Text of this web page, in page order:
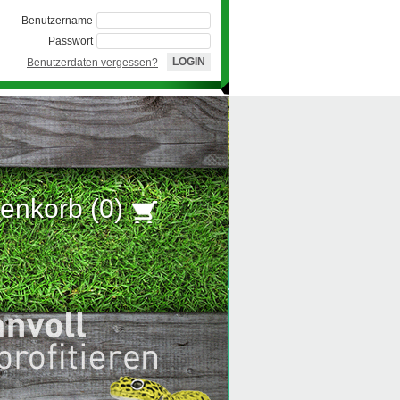
Benutzername
Passwort
Benutzerdaten vergessen?
(0)